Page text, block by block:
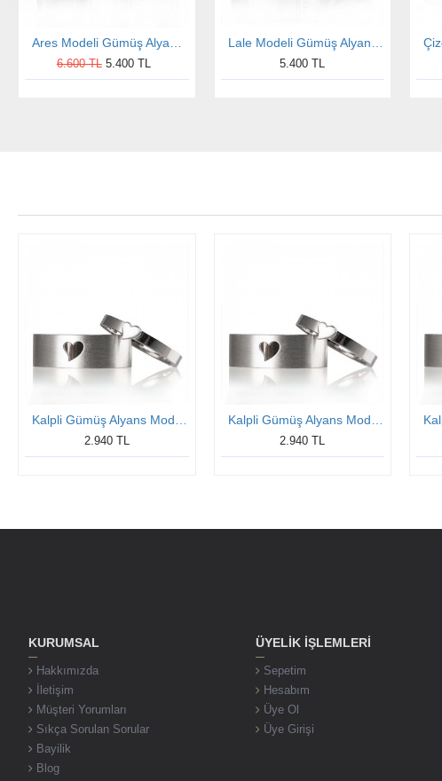
Ares Modeli Gümüş Alyans Çifti
6.600 TL 5.400 TL
Lale Modeli Gümüş Alyans Çifti
5.400 TL
2.940 TL 2.940 TL
KURUMSAL
Hakkımızda
İletişim
Müşteri Yorumları
Sıkça Sorulan Sorular
Bayilik
Blog
ÜYELIK İŞLEMLERI
Sepetim
Hesabım
Üye Ol
Üye Girişi